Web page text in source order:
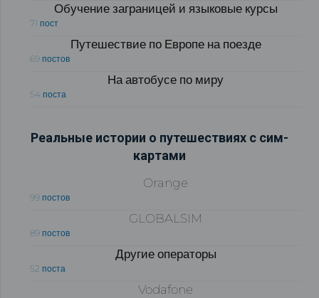
Обучение заграницей и языковые курсы
71 пост
Путешествие по Европе на поезде
69 постов
На автобусе по миру
54 поста
Реальные истории о путешествиях с сим-
картами
Orange
99 постов
GLOBALSIM
89 постов
Другие операторы
52 поста
Vodafone